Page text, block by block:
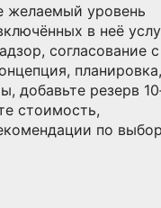
желаемый уровень
в неё
согласование с
планировка,
добавьте резерв
стоимость,
по